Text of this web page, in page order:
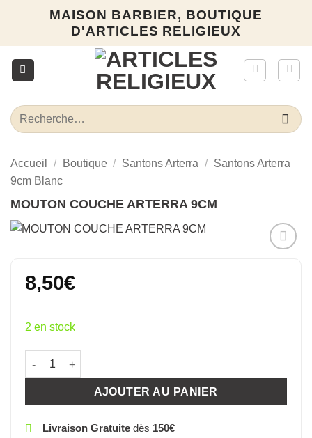
MAISON BARBIER, BOUTIQUE
D'ARTICLES RELIGIEUX
Recherche
pour :
Accueil / Boutique / Santons Arterra / Santons Arterra
9cm Blanc
MOUTON COUCHE ARTERRA 9CM
8,50€
2 en stock
quantité de MOUTON COUCHE ARTERRA 9CM
AJOUTER AU PANIER
Livraison Gratuitedès 150€